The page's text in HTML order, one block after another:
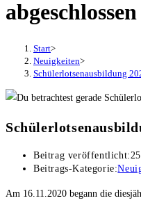
abgeschlossen
Start>
Neuigkeiten>
Schülerlotsenausbildung
Beitrag veröffentlicht:
Beitrags-Kategorie:
Am 16.11.2020 begann die